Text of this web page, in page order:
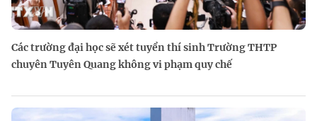
Các trường đại học sẽ xét tuyển thí sinh Trường THTP
chuyên Tuyên Quang không vi phạm quy chế